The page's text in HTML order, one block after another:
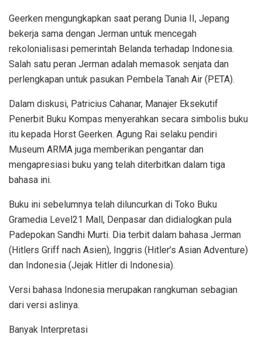
Geerken mengungkapkan saat perang Dunia II, Jepang
bekerja sama dengan Jerman untuk mencegah
rekolonialisasi pemerintah Belanda terhadap Indonesia.
Salah satu peran Jerman adalah memasok senjata dan
perlengkapan untuk pasukan Pembela Tanah Air (PETA).
Dalam diskusi, Patricius Cahanar, Manajer Eksekutif
Penerbit Buku Kompas menyerahkan secara simbolis buku
itu kepada Horst Geerken. Agung Rai selaku pendiri
Museum ARMA juga memberikan pengantar dan
mengapresiasi buku yang telah diterbitkan dalam tiga
bahasa ini.
Buku ini sebelumnya telah diluncurkan di Toko Buku
Gramedia Level21 Mall, Denpasar dan didialogkan pula
Padepokan Sandhi Murti. Dia terbit dalam bahasa Jerman
(Hitlers Griff nach Asien), Inggris (Hitler’s Asian Adventure)
dan Indonesia (Jejak Hitler di Indonesia).
Versi bahasa Indonesia merupakan rangkuman sebagian
dari versi aslinya.
Banyak Interpretasi